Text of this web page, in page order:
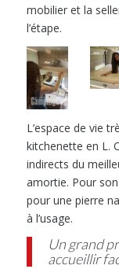
mobilier et la
l’étape.
L’espace de vie
kitchenette en L.
indirects du
amortie. Pour
pour une pierre
à l’usage.
Un grand
accueillir